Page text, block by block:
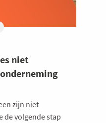
niet
zijn niet
de volgende stap